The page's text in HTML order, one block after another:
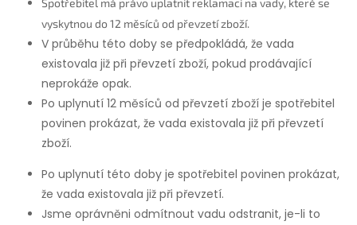
Spotřebitel má právo uplatnit reklamaci na vady, které se
vyskytnou do 12 měsíců od převzetí zboží.
V průběhu této doby se předpokládá, že vada
existovala již při převzetí zboží, pokud prodávající
neprokáže opak.
Po uplynutí 12 měsíců od převzetí zboží je spotřebitel
povinen prokázat, že vada existovala již při převzetí
zboží.
Po uplynutí této doby je spotřebitel povinen prokázat,
že vada existovala již při převzetí.
Jsme oprávněni odmítnout vadu odstranit, je-li to